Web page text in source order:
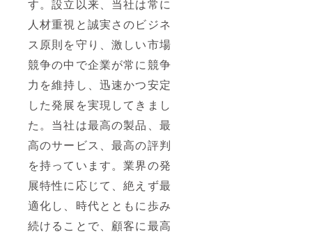
す。設立以来、当社は常に
人材重視と誠実さのビジネ
ス原則を守り、激しい市場
競争の中で企業が常に競争
力を維持し、迅速かつ安定
した発展を実現してきまし
た。当社は最高の製品、最
高のサービス、最高の評判
を持っています。業界の発
展特性に応じて、絶えず最
適化し、時代とともに歩み
続けることで、顧客に最高